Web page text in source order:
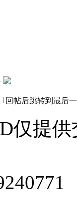
回帖后跳转到最后
仅提